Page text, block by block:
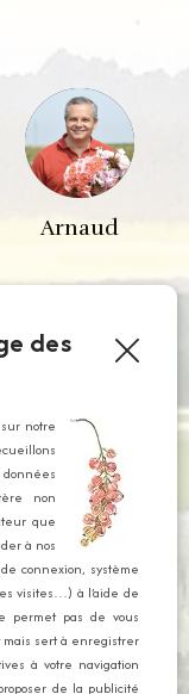
Arnaud
des
notre
non
que
à nos
connexion, système
visites…) à l’aide de
permet pas de vous
sert à enregistrer
à votre navigation
de la publicité